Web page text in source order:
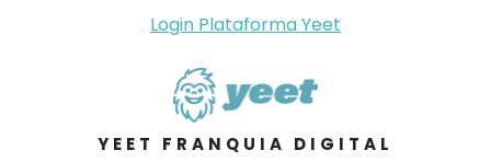
Login Plataforma Yeet
YEET FRANQUIA DIGITAL